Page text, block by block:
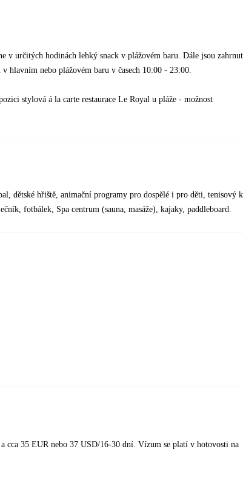
v určitých hodinách lehký snack v plážovém baru. Dále jsou
nebo plážovém baru v časech 10:00 - 23:00.
stylová á la carte restaurace Le Royal u pláže - možnost
dětské hřiště, animační programy pro dospělé i pro děti, tenisový
fotbálek, Spa centrum (sauna, masáže), kajaky, paddleboard.
cca 35 EUR nebo 37 USD/16-30 dní. Vízum se platí v hotovosti na